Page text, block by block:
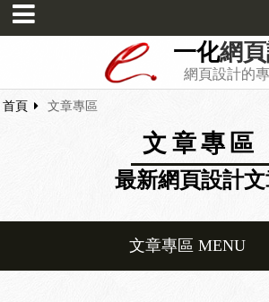
一化網
網頁設計的
首頁 文章專區
文章專區
最新網頁設計
文章專區 MENU